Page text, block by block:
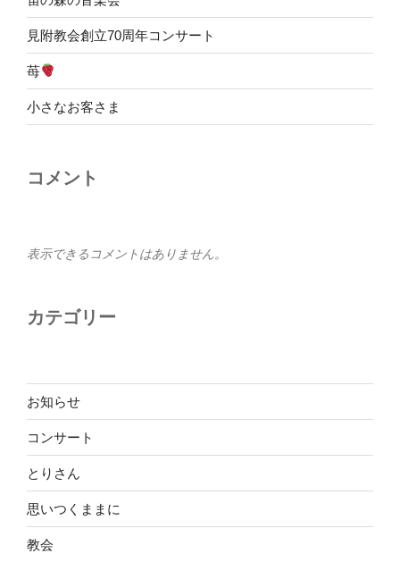
見附教会創立70周年コンサート
苺
小さなお客さま
コメント
表示できるコメントはありません。
カテゴリー
お知らせ
コンサート
とりさん
思いつくままに
教会